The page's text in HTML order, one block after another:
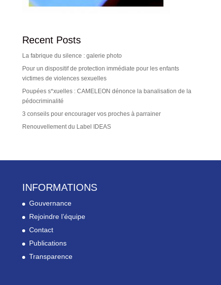
Recent Posts
La fabrique du silence : galerie photo
Pour un dispositif de protection immédiate pour les enfants
victimes de violences sexuelles
Poupées s*xuelles : CAMELEON dénonce la banalisation de la
pédocriminalité
3 conseils pour encourager vos proches à parrainer
Renouvellement du Label IDEAS
INFORMATIONS
Gouvernance
Rejoindre l’équipe
Contact
Publications
Transparence